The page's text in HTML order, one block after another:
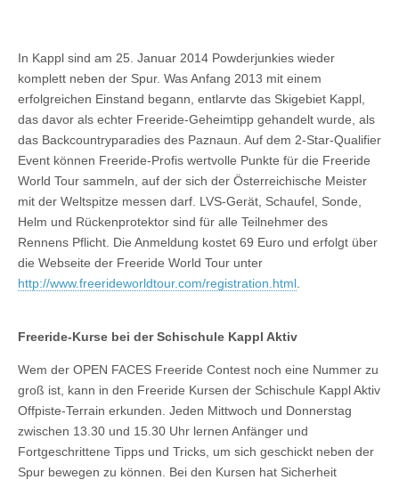
In Kappl sind am 25. Januar 2014 Powderjunkies wieder
komplett neben der Spur. Was Anfang 2013 mit einem
erfolgreichen Einstand begann, entlarvte das Skigebiet Kappl,
das davor als echter Freeride-Geheimtipp gehandelt wurde, als
das Backcountryparadies des Paznaun. Auf dem 2-Star-Qualifier
Event können Freeride-Profis wertvolle Punkte für die Freeride
World Tour sammeln, auf der sich der Österreichische Meister
mit der Weltspitze messen darf. LVS-Gerät, Schaufel, Sonde,
Helm und Rückenprotektor sind für alle Teilnehmer des
Rennens Pflicht. Die Anmeldung kostet 69 Euro und erfolgt über
die Webseite der Freeride World Tour unter
http://www.freerideworldtour.com/registration.html
Freeride-Kurse bei der Schischule Kappl Aktiv
Wem der OPEN FACES Freeride Contest noch eine Nummer zu
groß ist, kann in den Freeride Kursen der Schischule Kappl Aktiv
Offpiste-Terrain erkunden. Jeden Mittwoch und Donnerstag
zwischen 13.30 und 15.30 Uhr lernen Anfänger und
Fortgeschrittene Tipps und Tricks, um sich geschickt neben der
Spur bewegen zu können. Bei den Kursen hat Sicherheit